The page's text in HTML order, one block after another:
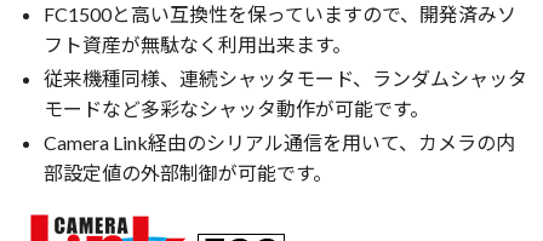
FC1500と高い互換性を保っていますので、開発済みソ
フト資産が無駄なく利用出来ます。
従来機種同様、連続シャッタモード、ランダムシャッタ
モードなど多彩なシャッタ動作が可能です。
Camera Link経由のシリアル通信を用いて、カメラの内
部設定値の外部制御が可能です。